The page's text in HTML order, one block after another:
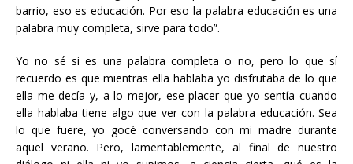
barrio, eso es educación. Por eso la palabra educación es una
palabra muy completa, sirve para todo”.
Yo no sé si es una palabra completa o no, pero lo que sí
recuerdo es que mientras ella hablaba yo disfrutaba de lo que
ella me decía y, a lo mejor, ese placer que yo sentía cuando
ella hablaba tiene algo que ver con la palabra educación. Sea
lo que fuere, yo gocé conversando con mi madre durante
aquel verano. Pero, lamentablemente, al final de nuestro